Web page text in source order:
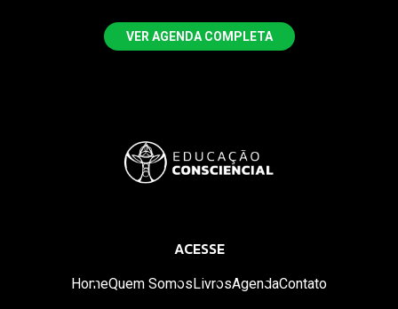
VER AGENDA COMPLETA
ACESSE
HomeQuem Somos LivrosAgendaContato